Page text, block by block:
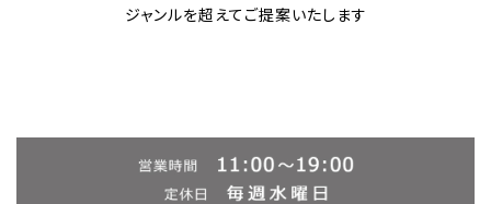
ジャンルを超えてご提案いたします